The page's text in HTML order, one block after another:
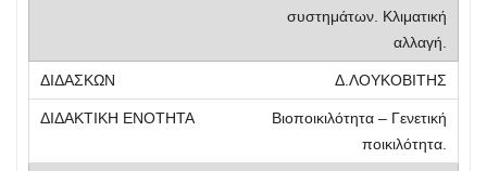
συστημάτων. Κλιματική
αλλαγή.
Δ.ΛΟΥΚΟΒΙΤΗΣ
Βιοποικιλότητα – Γενετική
ποικιλότητα.